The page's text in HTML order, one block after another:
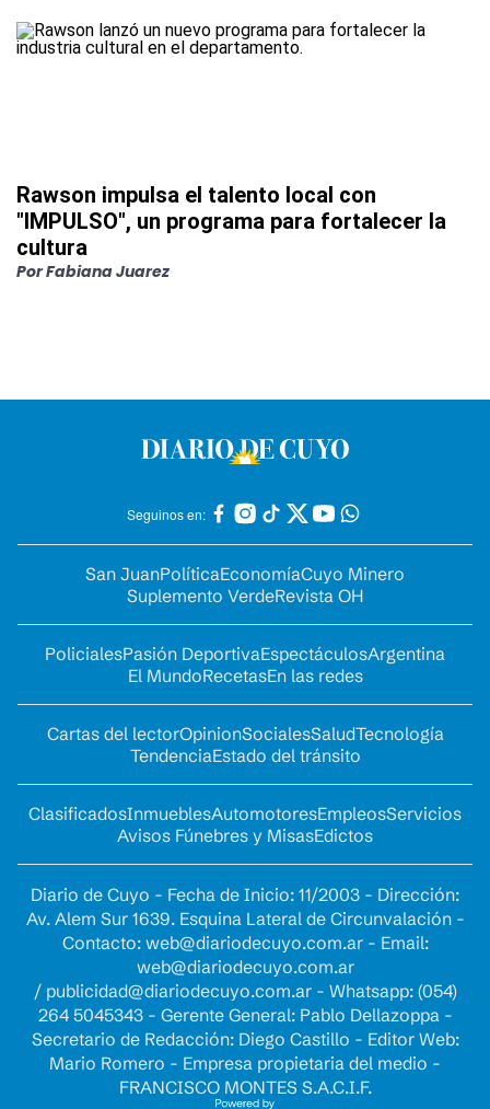
Rawson impulsa el talento local con
"IMPULSO", un programa para fortalecer la
cultura
PorFabiana Juarez
Seguinos en:
San JuanPolíticaEconomíaCuyo Minero
Suplemento VerdeRevista OH
PolicialesPasión DeportivaEspectáculosArgentina
El MundoRecetasEn las redes
Cartas del lectorOpinionSocialesSaludTecnología
TendenciaEstado del tránsito
ClasificadosInmueblesAutomotoresEmpleosServicios
Avisos Fúnebres y MisasEdictos
Diario de Cuyo - Fecha de Inicio: 11/2003 - Dirección:
Av. Alem Sur 1639. Esquina Lateral de Circunvalación -
Contacto: web@diariodecuyo.com.ar- Email:
web@diariodecuyo.com.ar
/ publicidad@diariodecuyo.com.ar- Whatsapp: (054)
264 5045343 - Gerente General: Pablo Dellazoppa -
Secretario de Redacción: Diego Castillo - Editor Web:
Mario Romero - Empresa propietaria del medio -
FRANCISCO MONTES S.A.C.I.F.